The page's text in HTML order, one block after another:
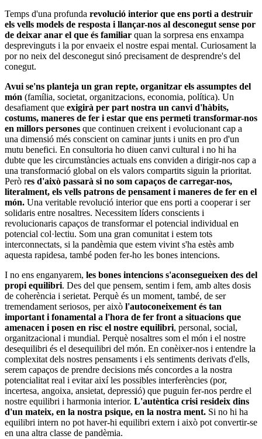
Temps d'una profunda revolució interior que ens porti a destruir
els vells models de resposta i llançar-nos al desconegut sense por
de deixar anar el que és familiar quan la sorpresa ens enxampa
desprevinguts i la por envaeix el nostre espai mental. Curiosament la
por no neix del desconegut sinó precisament de desprendre's del
conegut.
Avui se'ns planteja un gran repte, organitzar els assumptes del
món (família, societat, organitzacions, economia, política). Un
desafiament que exigirà per part nostra un canvi d'hàbits,
costums, maneres de fer i estar que ens permeti transformar-nos
en millors persones que continuen creixent i evolucionant cap a
una dimensió més conscient on caminar junts i units en pro d'un
mutu benefici. En consultoria ho diuen canvi cultural i no hi ha
dubte que les circumstàncies actuals ens conviden a dirigir-nos cap a
una transformació global on els valors compartits siguin la prioritat.
Però res d'això passarà si no som capaços de carregar-nos,
literalment, els vells patrons de pensament i maneres de fer en el
món. Una veritable revolució interior que ens porti a cooperar i ser
solidaris entre nosaltres. Necessitem líders conscients i
revolucionaris capaços de transformar el potencial individual en
potencial col·lectiu. Som una gran comunitat i estem tots
interconnectats, si la pandèmia que estem vivint s'ha estès amb
aquesta rapidesa, també poden fer-ho les bones intencions.
I no ens enganyarem, les bones intencions s'aconsegueixen des del
propi equilibri. Des del que pensem, sentim i fem, amb altes dosis
de coherència i serietat. Perquè és un moment, també, de ser
tremendament seriosos, per això l'autoconeixement és tan
important i fonamental a l'hora de fer front a situacions que
amenacen i posen en risc el nostre equilibri, personal, social,
organitzacional i mundial. Perquè nosaltres som el món i el nostre
desequilibri és el desequilibri del món. En conèixer-nos i entendre la
complexitat dels nostres pensaments i els sentiments derivats d'ells,
serem capaços de prendre decisions més concordes a la nostra
potencialitat real i evitar així les possibles interferències (por,
incertesa, angoixa, ansietat, depressió) que puguin fer-nos perdre el
nostre equilibri i harmonia interior. L'autèntica crisi resideix dins
d'un mateix, en la nostra psique, en la nostra ment. Si no hi ha
equilibri intern no pot haver-hi equilibri extern i això pot convertir-se
en una altra classe de pandèmia.